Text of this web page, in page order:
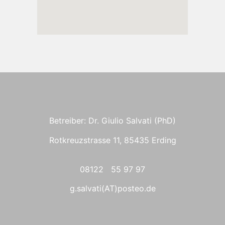
Betreiber: Dr. Giulio Salvati (PhD)
Rotkreuzstrasse 11, 85435 Erding
08122 55 97 97
g.salvati(AT)posteo.de